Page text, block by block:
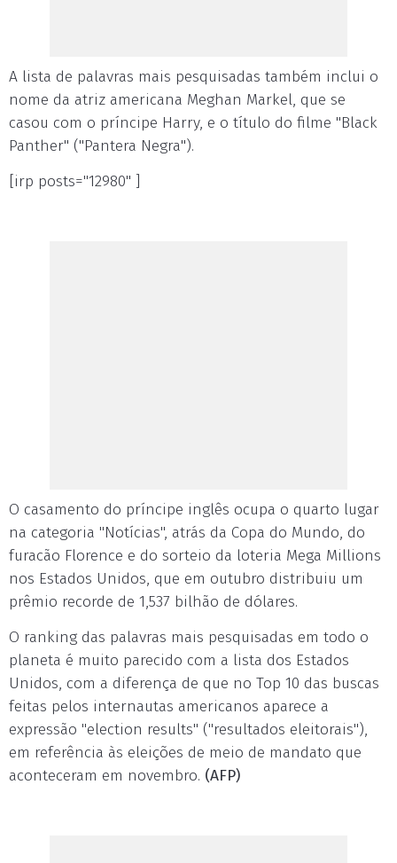
A lista de palavras mais pesquisadas também inclui o
nome da atriz americana Meghan Markel, que se
casou com o príncipe Harry, e o título do filme "Black
Panther" ("Pantera Negra").
[irp posts="12980" ]
O casamento do príncipe inglês ocupa o quarto lugar
na categoria "Notícias", atrás da Copa do Mundo, do
furacão Florence e do sorteio da loteria Mega Millions
nos Estados Unidos, que em outubro distribuiu um
prêmio recorde de 1,537 bilhão de dólares.
O ranking das palavras mais pesquisadas em todo o
planeta é muito parecido com a lista dos Estados
Unidos, com a diferença de que no Top 10 das buscas
feitas pelos internautas americanos aparece a
expressão "election results" ("resultados eleitorais"),
em referência às eleições de meio de mandato que
aconteceram em novembro. (AFP)